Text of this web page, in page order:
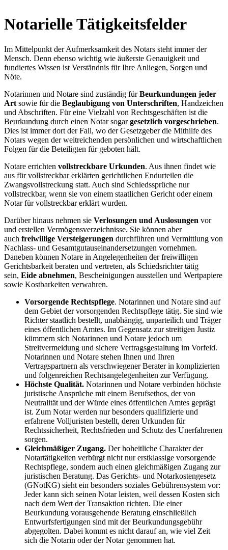
Notarielle Tätigkeitsfelder
Im Mittelpunkt der Aufmerksamkeit des Notars steht immer der
Mensch. Denn ebenso wichtig wie äußerste Genauigkeit und
fundiertes Wissen ist Verständnis für Ihre Anliegen, Sorgen und
Nöte.
Notarinnen und Notare sind zuständig fürBeurkundungen jeder
Art sowie für die Beglaubigung von Unterschriften, Handzeichen
und Abschriften. Für eine Vielzahl von Rechtsgeschäften ist die
Beurkundung durch einen Notar sogargesetzlich vorgeschrieben.
Dies ist immer dort der Fall, wo der Gesetzgeber die Mithilfe des
Notars wegen der weitreichenden persönlichen und wirtschaftlichen
Folgen für die Beteiligten für geboten hält.
Notare errichten vollstreckbare Urkunden. Aus ihnen findet wie
aus für vollstreckbar erklärten gerichtlichen Endurteilen die
Zwangsvollstreckung statt. Auch sind Schiedssprüche nur
vollstreckbar, wenn sie von einem staatlichen Gericht oder einem
Notar für vollstreckbar erklärt wurden.
Darüber hinaus nehmen sie Verlosungen und Auslosungen vor
und erstellen Vermögensverzeichnisse. Sie können aber
auch freiwillige Versteigerungen durchführen und Vermittlung von
Nachlass- und Gesamtgutauseinandersetzungen vornehmen.
Daneben können Notare in Angelegenheiten der freiwilligen
Gerichtsbarkeit beraten und vertreten, als Schiedsrichter tätig
sein, Eide abnehmen, Bescheinigungen ausstellen und Wertpapiere
sowie Kostbarkeiten verwahren.
Vorsorgende Rechtspflege. Notarinnen und Notare sind auf
dem Gebiet der vorsorgenden Rechtspflege tätig. Sie sind wie
Richter staatlich bestellt, unabhängig, unparteilich und Träger
eines öffentlichen Amtes. Im Gegensatz zur streitigen Justiz
kümmern sich Notarinnen und Notare jedoch um
Streitvermeidung und sichere Vertragsgestaltung im Vorfeld.
Notarinnen und Notare stehen Ihnen und Ihren
Vertragspartnern als verschwiegener Berater in komplizierten
und folgenreichen Rechtsangelegenheiten zur Verfügung.
Höchste Qualität. Notarinnen und Notare verbinden höchste
juristische Ansprüche mit einem Berufsethos, der von
Neutralität und der Würde eines öffentlichen Amtes geprägt
ist. Zum Notar werden nur besonders qualifizierte und
erfahrene Volljuristen bestellt, deren Urkunden für
Rechtssicherheit, Rechtsfrieden und Schutz des Unerfahrenen
sorgen.
Gleichmäßiger Zugang. Der hoheitliche Charakter der
Notartätigkeiten verbürgt nicht nur erstklassige vorsorgende
Rechtspflege, sondern auch einen gleichmäßigen Zugang zur
juristischen Beratung. Das Gerichts- und Notarkostengesetz
(GNotKG) sieht ein besonders soziales Gebührensystem vor:
Jeder kann sich seinen Notar leisten, weil dessen Kosten sich
nach dem Wert der Transaktion richten. Die einer
Beurkundung vorausgehende Beratung einschließlich
Entwurfsfertigungen sind mit der Beurkundungs­gebühr
abgegolten. Dabei kommt es nicht darauf an, wie viel Zeit
sich die Notarin oder der Notar genommen hat.